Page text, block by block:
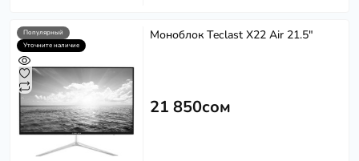
Популярный
Уточните наличие
Моноблок Teclast X22 Air 21.5"
21 850сом